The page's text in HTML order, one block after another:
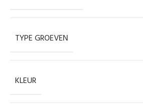
TYPE GROEVEN
KLEUR